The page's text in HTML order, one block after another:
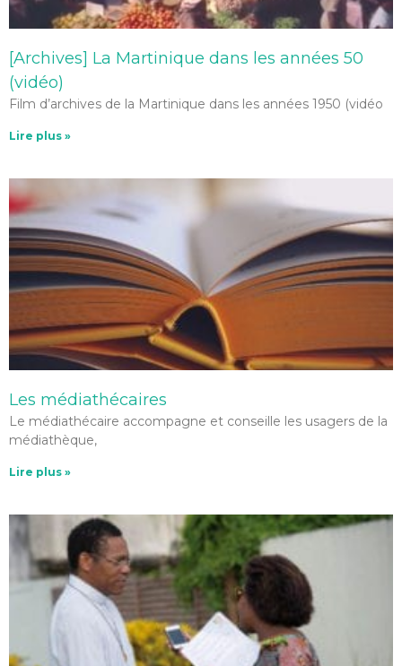
[Archives] La Martinique dans les années 50
(vidéo)
Film d’archives de la Martinique dans les années 1950 (vidéo
Lire plus »
Les médiathécaires
Le médiathécaire accompagne et conseille les usagers de la
médiathèque,
Lire plus »